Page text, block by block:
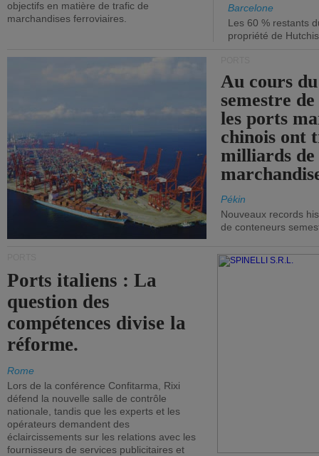
objectifs en matière de trafic de
marchandises ferroviaires.
Barcelone
Les 60 % restants
propriété de
Au cours
semestre
les ports
chinois ont
milliards de
Pékin
Nouveaux records
de conteneurs
Ports italiens : La
question des
compétences divise la
réforme.
Rome
Lors de la conférence Confitarma, Rixi
défend la nouvelle salle de contrôle
nationale, tandis que les experts et les
opérateurs demandent des
éclaircissements sur les relations avec les
fournisseurs de services publicitaires et